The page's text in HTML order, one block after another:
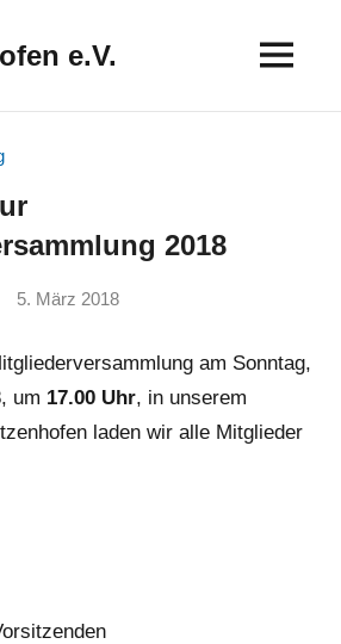
e.V.
2018
5. März 2018
am Sonntag,
um 17.00 Uhr, in unserem
laden wir alle Mitglieder